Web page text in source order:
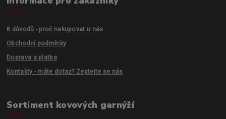
8 důvodů - proč nakupovat u nás
Obchodní podmínky
Doprava a platba
Kontakty - máte dotaz? Zeptejte se nás
Sortiment kovových garnýží